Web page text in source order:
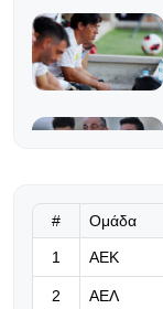
# Ομάδα
1 ΑΕΚ
2 ΑΕΛ